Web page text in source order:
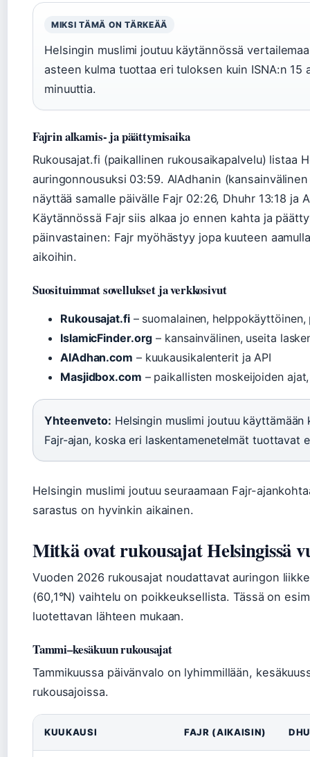
MIKSI TÄMÄ ON TÄRKEÄÄ
Helsingin muslimi joutuu käytännössä
asteen kulma tuottaa eri tuloksen kuin ISNA:n 15
minuuttia.
Fajrin alkamis- ja päättymisaika
Rukousajat.fi (paikallinen rukousaikapalvelu) listaa
auringonnousuksi 03:59. AlAdhanin
näyttää samalle päivälle Fajr 02:26, Dhuhr 13:18 ja
Käytännössä Fajr siis alkaa jo ennen kahta ja
päinvastainen: Fajr myöhästyy jopa kuuteen
aikoihin.
Suosituimmat sovellukset ja verkkosivut
Rukousajat.fi– suomalainen,
IslamicFinder.org – kansainvälinen, useita
AlAdhan.com – kuukausikalenterit ja API
Masjidbox.com – paikallisten moskeijoiden
Yhteenveto: Helsingin muslimi joutuu
Fajr-ajan, koska eri laskentamenetelmät tuottavat
Helsingin muslimi joutuu seuraamaan Fajr-
sarastus on hyvinkin aikainen.
Mitkä ovat rukousajat Helsingissä
Vuoden 2026 rukousajat noudattavat auringon
(60,1°N) vaihtelu on poikkeuksellista. Tässä on
luotettavan lähteen mukaan.
Tammi–kesäkuun rukousajat
Tammikuussa päivänvalo on lyhimmillään,
rukousajoissa.
KUUKAUSI FAJR (AIKAISIN)